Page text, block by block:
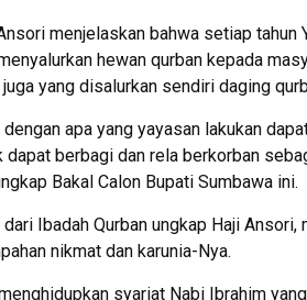
menjelaskan bahwa setiap tahun
hewan qurban kepada
yang disalurkan sendiri daging
dengan apa yang yayasan lakukan
dapat berbagi dan rela berkorban
Bakal Calon Bupati Sumbawa ini.
Ibadah Qurban ungkap Haji
nikmat dan karunia-Nya.
syariat Nabi Ibrahim